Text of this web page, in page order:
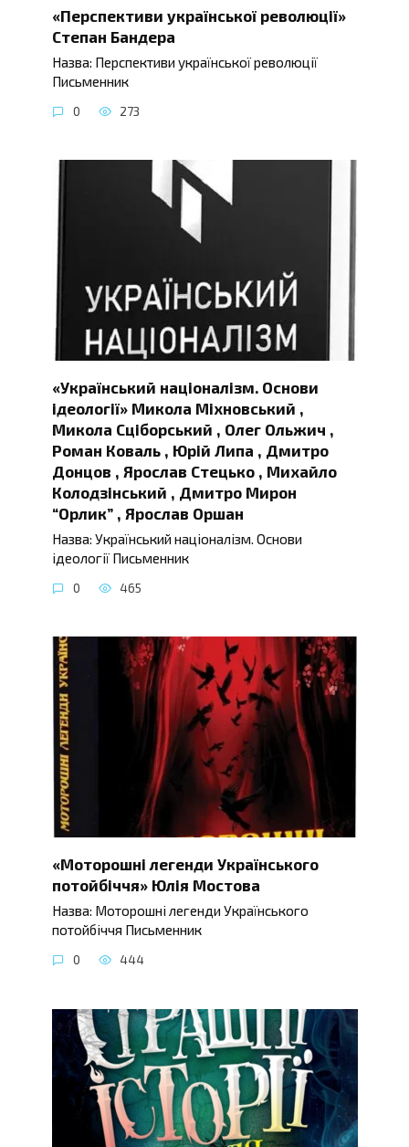
«Перспективи української революції»
Степан Бандера
Назва: Перспективи української революції
Письменник
0 273
«Український націоналізм. Основи
ідеології» Микола Міхновський ,
Микола Сціборський , Олег Ольжич ,
Роман Коваль , Юрій Липа , Дмитро
Донцов , Ярослав Стецько , Михайло
Колодзінський , Дмитро Мирон
“Орлик” , Ярослав Оршан
Назва: Український націоналізм. Основи
ідеології Письменник
0 465
«Моторошні легенди Українського
потойбіччя» Юлія Мостова
Назва: Моторошні легенди Українського
потойбіччя Письменник
0 444